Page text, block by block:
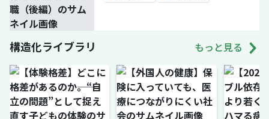
構造化ライブラリ もっと見る